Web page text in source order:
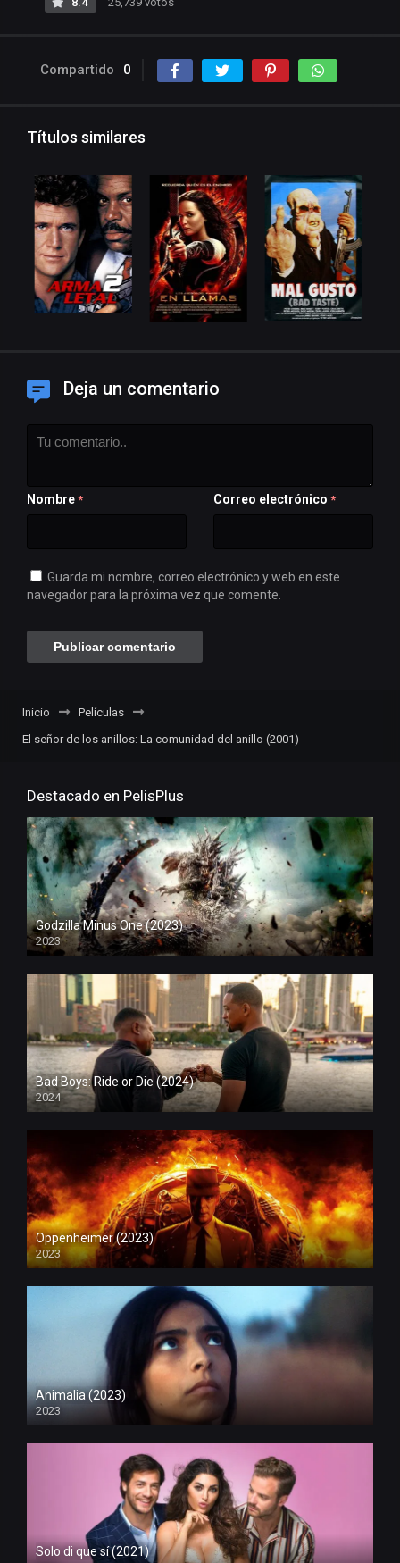
Compartido 0
Títulos similares
Deja un comentario
Nombre * Correo electrónico *
Guarda mi nombre, correo electrónico y web en este
navegador para la próxima vez que comente.
Inicio
Películas
El señor de los anillos: La comunidad del anillo (2001)
Destacado en PelisPlus
Godzilla Minus One (2023)
2023
Bad Boys: Ride or Die (2024)
2024
Oppenheimer (2023)
2023
Animalia (2023)
2023
Solo di que sí (2021)